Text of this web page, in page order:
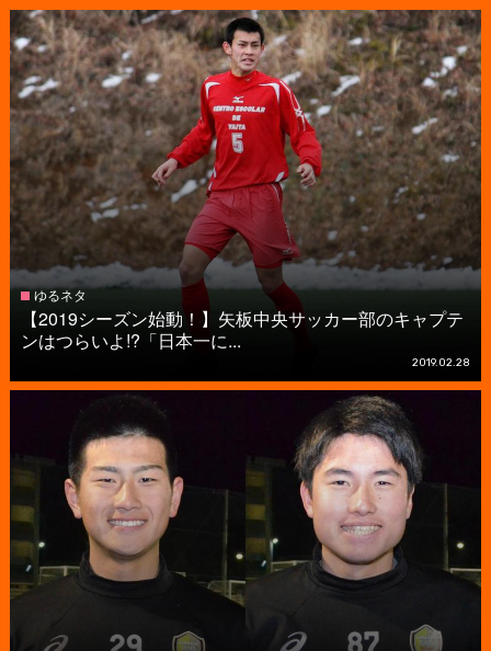
ゆるネタ
【2019シーズン始動！】矢板中央サッカー部のキャプテ
ンはつらいよ!?「日本一に...
2019.02.28